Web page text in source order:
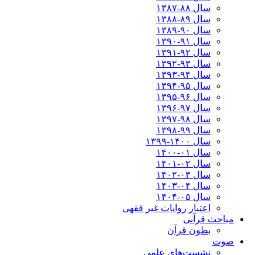
سال ۸۸-۱۳۸۷
سال ۸۹-۱۳۸۸
سال ۹۰-۱۳۸۹
سال ۹۱-۱۳۹۰
سال ۹۲-۱۳۹۱
سال ۹۳-۱۳۹۲
سال ۹۴-۱۳۹۳
سال ۹۵-۱۳۹۴
سال ۹۶-۱۳۹۵
سال ۹۷-۱۳۹۶
سال ۹۸-۱۳۹۷
سال ۹۹-۱۳۹۸‍
سال ۱۴۰۰-۱۳۹۹
سال ۰۱-۱۴۰۰
سال ۰۲-۱۴۰۱
سال ۰۳-۱۴۰۲
سال ۰۴-۱۴۰۳
سال ۰۵-۱۴۰۴
اعتبار روایات غیر فقهی
مباحث قرآنی
بطون قرآن
صوت
نشست‌های علمی